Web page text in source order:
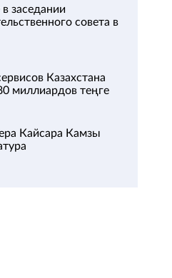
заседании
совета в
Казахстана
миллиардов теңге
Кайсара Камзы